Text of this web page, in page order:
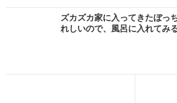
ズカズカ家に入ってきたぼっ
れしいので、風呂に入れて